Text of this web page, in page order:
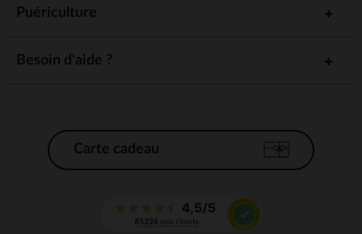
Puériculture
Besoin d'aide ?
Carte cadeau